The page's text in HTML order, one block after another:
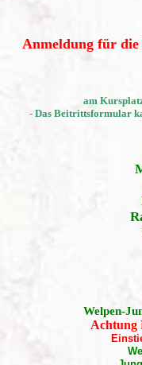
Anmeldung für die
am
- Das Beitrittsformular
Welpen-
Achtung